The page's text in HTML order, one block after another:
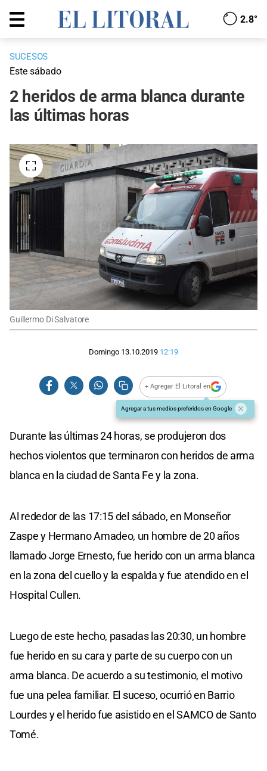
2.8°
SUCESOS
Este sábado
2 heridos de arma blanca durante
las últimas horas
Guillermo Di Salvatore
Domingo 13.10.2019 12:19
+ Agregar El Litoral en
Agregar a tus medios preferidos en Google
Durante las últimas 24 horas, se produjeron dos
hechos violentos que terminaron con heridos de arma
blanca en la ciudad de Santa Fe y la zona.
Al rededor de las 17:15 del sábado, en Monseñor
Zaspe y Hermano Amadeo, un hombre de 20 años
llamado Jorge Ernesto, fue herido con un arma blanca
en la zona del cuello y la espalda y fue atendido en el
Hospital Cullen.
Luego de este hecho, pasadas las 20:30, un hombre
fue herido en su cara y parte de su cuerpo con un
arma blanca. De acuerdo a su testimonio, el motivo
fue una pelea familiar. El suceso, ocurrió en Barrio
Lourdes y el herido fue asistido en el SAMCO de Santo
Tomé.